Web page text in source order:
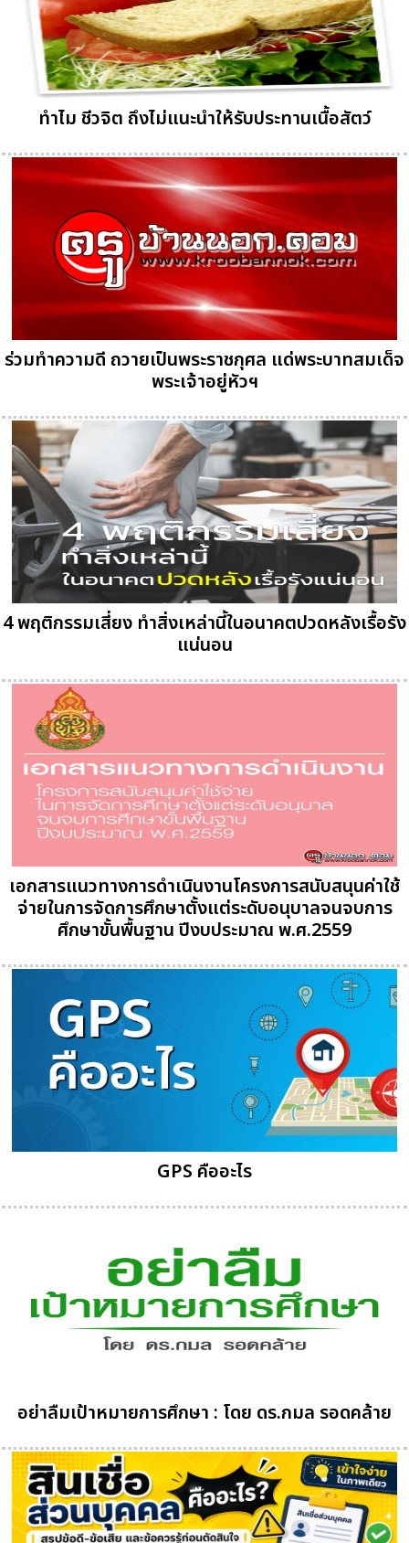
ทำไม ชีวจิต ถึงไม่แนะนำให้รับประทานเนื้อสัตว์
ร่วมทำความดี ถวายเป็นพระราชกุศล แด่พระบาทสมเด็จ
พระเจ้าอยู่หัวฯ
4 พฤติกรรมเสี่ยง ทำสิ่งเหล่านี้ในอนาคตปวดหลังเรื้อรัง
แน่นอน
เอกสารแนวทางการดำเนินงานโครงการสนับสนุนค่าใช้
จ่ายในการจัดการศึกษาตั้งแต่ระดับอนุบาลจนจบการ
ศึกษาขั้นพื้นฐาน ปีงบประมาณ พ.ศ.2559
GPS คืออะไร
อย่าลืมเป้าหมายการศึกษา : โดย ดร.กมล รอดคล้าย